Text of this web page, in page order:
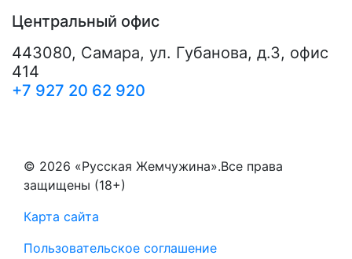
Центральный офис
443080, Самара, ул. Губанова, д.3, офис
414
+7 927 20 62 920
© 2026 «Русская Жемчужина».Все права
защищены (18+)
Карта сайта
Пользовательское соглашение